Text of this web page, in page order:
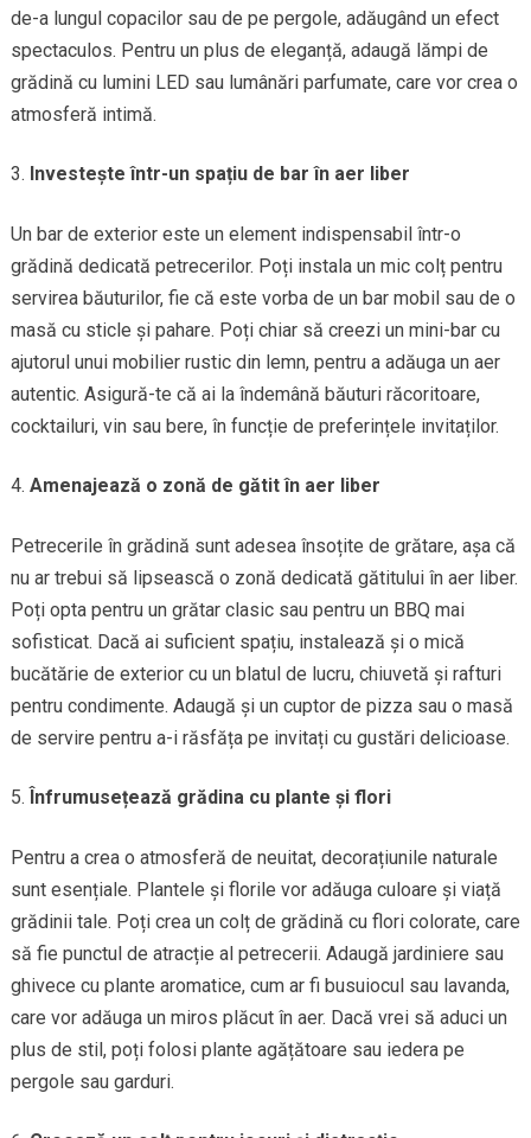
de-a lungul copacilor sau de pe pergole, adăugând un efect
spectaculos. Pentru un plus de eleganță, adaugă lămpi de
grădină cu lumini LED sau lumânări parfumate, care vor crea o
atmosferă intimă.
Investește într-un spațiu de bar în aer liber
Un bar de exterior este un element indispensabil într-o
grădină dedicată petrecerilor. Poți instala un mic colț pentru
servirea băuturilor, fie că este vorba de un bar mobil sau de o
masă cu sticle și pahare. Poți chiar să creezi un mini-bar cu
ajutorul unui mobilier rustic din lemn, pentru a adăuga un aer
autentic. Asigură-te că ai la îndemână băuturi răcoritoare,
cocktailuri, vin sau bere, în funcție de preferințele invitaților.
Amenajează o zonă de gătit în aer liber
Petrecerile în grădină sunt adesea însoțite de grătare, așa că
nu ar trebui să lipsească o zonă dedicată gătitului în aer liber.
Poți opta pentru un grătar clasic sau pentru un BBQ mai
sofisticat. Dacă ai suficient spațiu, instalează și o mică
bucătărie de exterior cu un blatul de lucru, chiuvetă și rafturi
pentru condimente. Adaugă și un cuptor de pizza sau o masă
de servire pentru a-i răsfăța pe invitați cu gustări delicioase.
Înfrumusețează grădina cu plante și flori
Pentru a crea o atmosferă de neuitat, decorațiunile naturale
sunt esențiale. Plantele și florile vor adăuga culoare și viață
grădinii tale. Poți crea un colț de grădină cu flori colorate, care
să fie punctul de atracție al petrecerii. Adaugă jardiniere sau
ghivece cu plante aromatice, cum ar fi busuiocul sau lavanda,
care vor adăuga un miros plăcut în aer. Dacă vrei să aduci un
plus de stil, poți folosi plante agățătoare sau iedera pe
pergole sau garduri.